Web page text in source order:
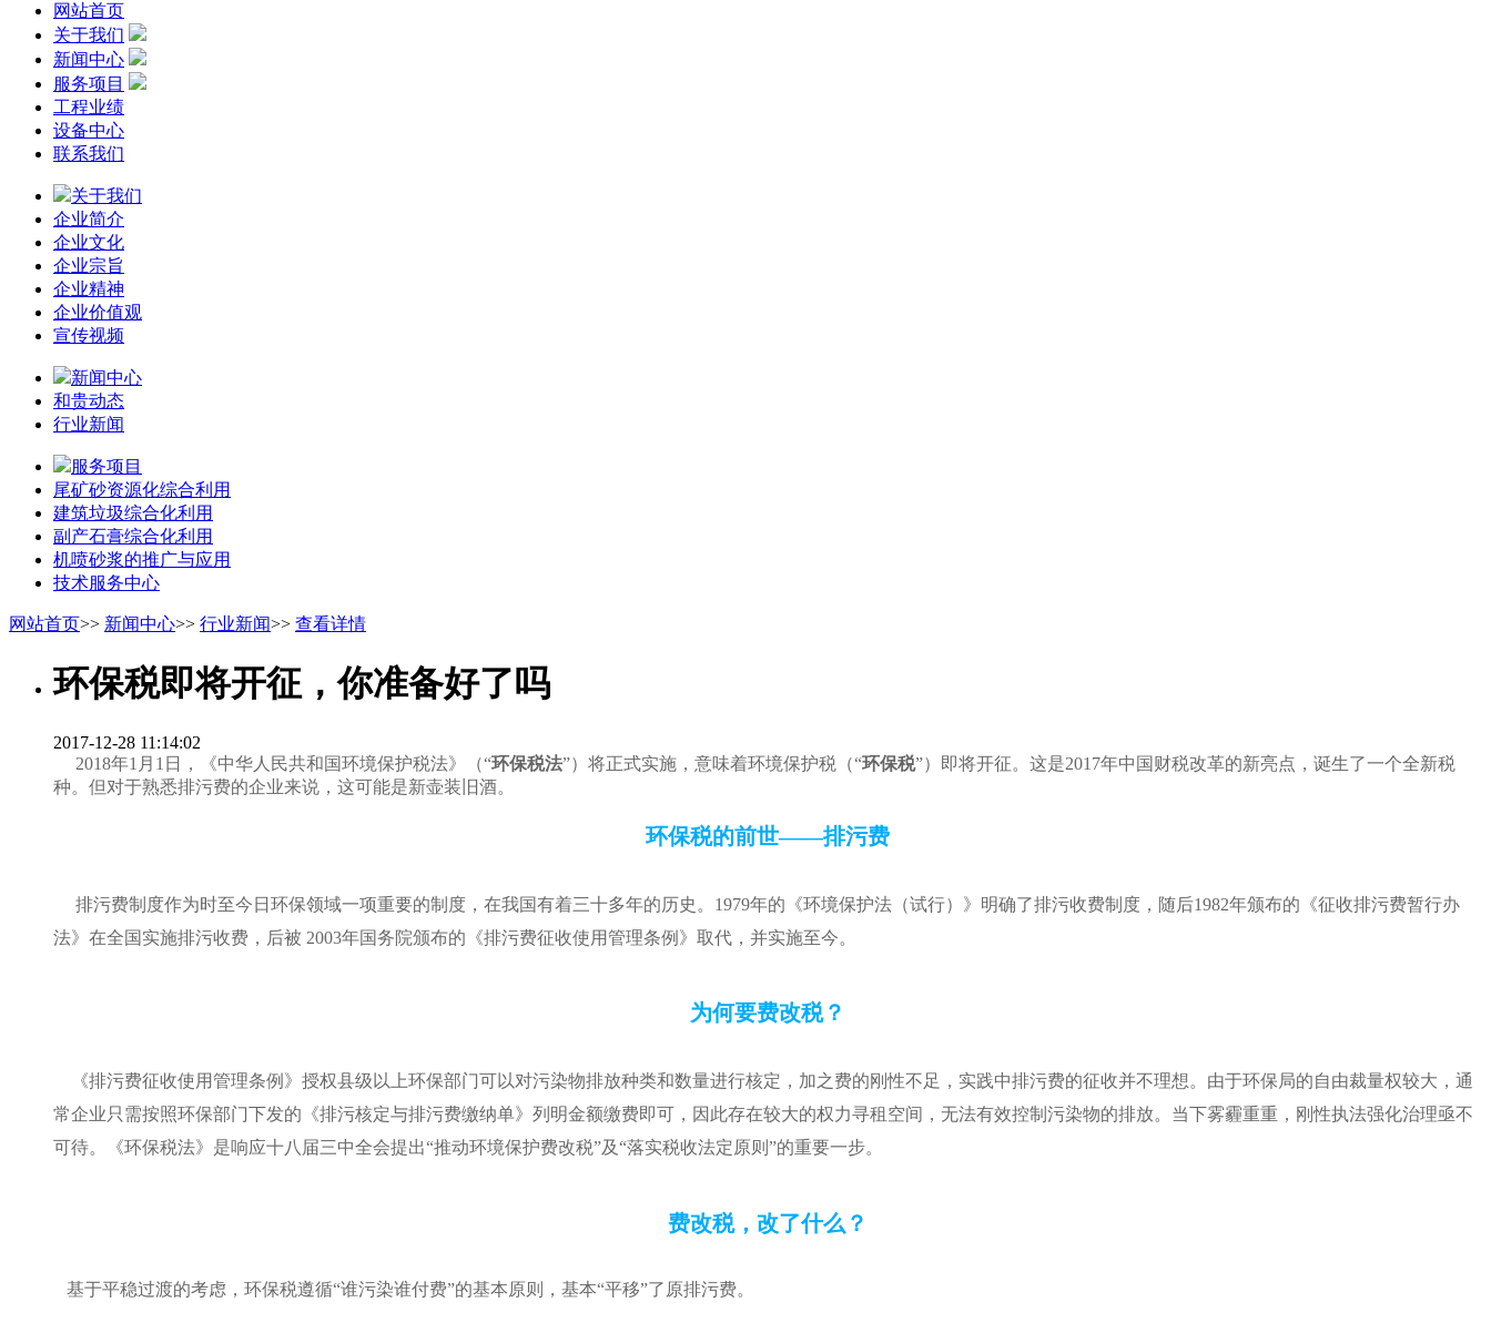
网站首页
关于我们
新闻中心
服务项目
工程业绩
设备中心
联系我们
关于我们
企业简介
企业文化
企业宗旨
企业精神
企业价值观
宣传视频
新闻中心
和贵动态
行业新闻
服务项目
尾矿砂资源化综合利用
建筑垃圾综合化利用
副产石膏综合化利用
机喷砂浆的推广与应用
技术服务中心
网站首页>> 新闻中心>> 行业新闻>> 查看详情
环保税即将开征，你准备好了吗
2017-12-28 11:14:02
2018年1月1日，《中华人民共和国环境保护税法》（“环保税法”）将正式实施，意味着环境保护税（“环保税”）即将开征。这是2017年中国财税改革的新亮点，诞生了一个全新税
种。但对于熟悉排污费的企业来说，这可能是新壶装旧酒。
环保税的前世——排污费
排污费制度作为时至今日环保领域一项重要的制度，在我国有着三十多年的历史。1979年的《环境保护法（试行）》明确了排污收费制度，随后1982年颁布的《征收排污费暂行办
法》在全国实施排污收费，后被 2003年国务院颁布的《排污费征收使用管理条例》取代，并实施至今。
为何要费改税？
《排污费征收使用管理条例》授权县级以上环保部门可以对污染物排放种类和数量进行核定，加之费的刚性不足，实践中排污费的征收并不理想。由于环保局的自由裁量权较大，通
常企业只需按照环保部门下发的《排污核定与排污费缴纳单》列明金额缴费即可，因此存在较大的权力寻租空间，无法有效控制污染物的排放。当下雾霾重重，刚性执法强化治理亟不
可待。《环保税法》是响应十八届三中全会提出“推动环境保护费改税”及“落实税收法定原则”的重要一步。
费改税，改了什么？
基于平稳过渡的考虑，环保税遵循“谁污染谁付费”的基本原则，基本“平移”了原排污费。